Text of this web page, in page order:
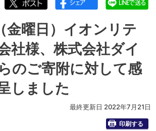
年度
年7月
オンリテール株式会社様、株式会社ダイ
対して感謝状を贈呈しました
金曜日）イオンリテ
社様、株式会社ダイ
のご寄附に対して感
しました
最終更新日 2022年7月21日
印刷する